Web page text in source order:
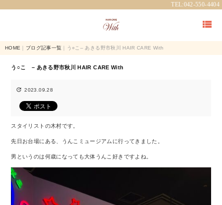
TEL:042-550-4404

HOME ブログ記事一覧 ｜う○こ– あきる野市秋川 HAIR CARE With
う○こ – あきる野市秋川 HAIR CARE With
 2023.09.28
スタイリストの木村です。
先日お台場にある、うんこミュージアムに行ってきました。
男というのは何歳になっても大体うんこ好きですよね。